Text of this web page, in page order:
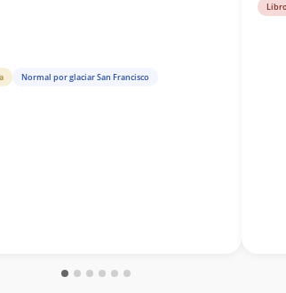
Normal por glaciar San Francisco